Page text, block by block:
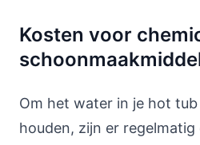
Kosten voor
Om het water in je hot
houden, zijn er regelmatig